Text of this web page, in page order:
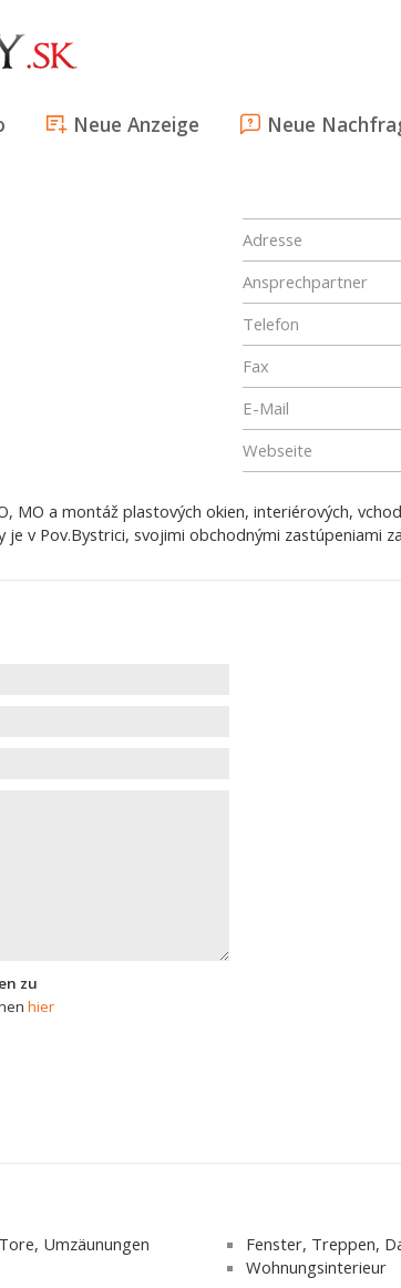
Neue Anzeige Neue
Adresse
Ansprechpartner
Telefon
Fax
E-Mail
Webseite
MO a montáž plastových okien, interiérových,
v Pov.Bystrici, svojimi obchodnými zastúpeniami
zu
hier
Umzäunungen Fenster, Treppen,
Wohnungsinterieur